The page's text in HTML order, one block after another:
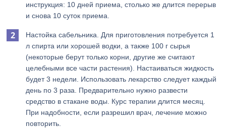
инструкция: 10 дней приема, столько же длится перерыв
и снова 10 суток приема.
Настойка сабельника. Для приготовления потребуется 1
л спирта или хорошей водки, а также 100 г сырья
(некоторые берут только корни, другие же считают
целебными все части растения). Настаиваться жидкость
будет 3 недели. Использовать лекарство следует каждый
день по 3 раза. Предварительно нужно развести
средство в стакане воды. Курс терапии длится месяц.
При надобности, если разрешил врач, лечение можно
повторить.